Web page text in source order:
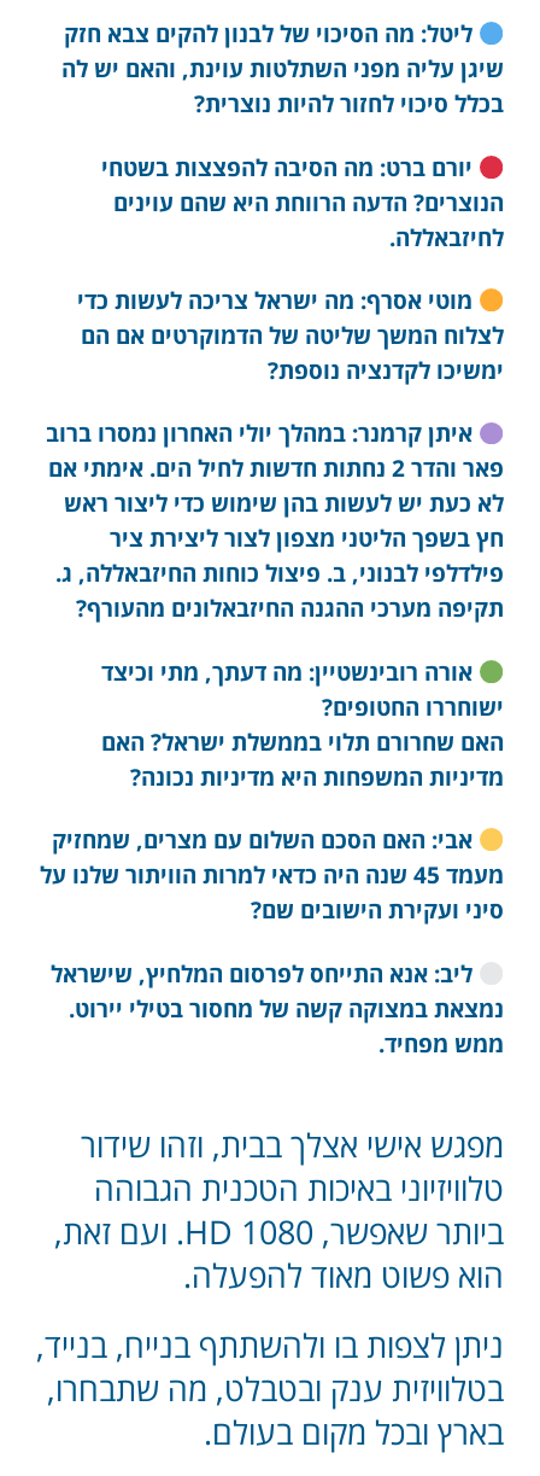
ליטל: מה הסיכוי של לבנון להקים צבא חזק
שיגן עליה מפני השתלטות עוינת, והאם יש לה
בכלל סיכוי לחזור להיות נוצרית?
יורם ברט: מה הסיבה להפצצות בשטחי
הנוצרים? הדעה הרווחת היא שהם עוינים
לחיזבאללה.
מוטי אסרף: מה ישראל צריכה לעשות כדי
לצלוח המשך שליטה של הדמוקרטים אם הם
ימשיכו לקדנציה נוספת?
איתן קרמנר: במהלך יולי האחרון נמסרו ברוב
פאר והדר 2 נחתות חדשות לחיל הים. אימתי אם
לא כעת יש לעשות בהן שימוש כדי ליצור ראש
חץ בשפך הליטני מצפון לצור ליצירת ציר
פילדלפי לבנוני, ב. פיצול כוחות החיזבאללה, ג.
תקיפה מערכי ההגנה החיזבאלונים מהעורף?
אורה רובינשטיין: מה דעתך, מתי וכיצד
ישוחררו החטופים?
האם שחרורם תלוי בממשלת ישראל? האם
מדיניות המשפחות היא מדיניות נכונה?
אבי: האם הסכם השלום עם מצרים, שמחזיק
מעמד 45 שנה היה כדאי למרות הוויתור שלנו על
סיני ועקירת הישובים שם?
ליב: אנא התייחס לפרסום המלחיץ, שישראל
נמצאת במצוקה קשה של מחסור בטילי יירוט.
ממש מפחיד.
מפגש אישי אצלך בבית, וזהו שידור
טלוויזיוני באיכות הטכנית הגבוהה
ביותר שאפשר, 1080 HD. ועם זאת,
הוא פשוט מאוד להפעלה.
ניתן לצפות בו ולהשתתף בנייח, בנייד,
בטלוויזית ענק ובטבלט, מה שתבחרו,
בארץ ובכל מקום בעולם.